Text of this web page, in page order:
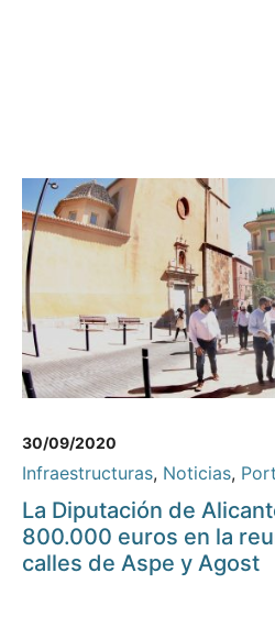
30/09/2020
Infraestructuras, Noticias,
La Diputación de
800.000 euros en la
calles de Aspe y Agost